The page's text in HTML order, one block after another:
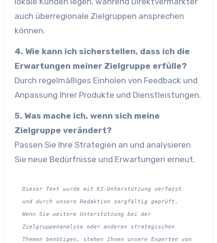
auch überregionale Zielgruppen ansprechen
können.
4. Wie kann ich sicherstellen, dass ich die
Erwartungen meiner Zielgruppe erfülle?
Durch regelmäßiges Einholen von Feedback und
Anpassung Ihrer Produkte und Dienstleistungen.
5. Was mache ich, wenn sich meine
Zielgruppe verändert?
Passen Sie Ihre Strategien an und analysieren
Sie neue Bedürfnisse und Erwartungen erneut.
Dieser Text wurde mit KI-Unterstützung verfasst
und durch unsere Redaktion sorgfältig geprüft.
Wenn Sie weitere Unterstützung bei der
Zielgruppenanalyse oder anderen strategischen
Themen benötigen, stehen Ihnen unsere Experten von